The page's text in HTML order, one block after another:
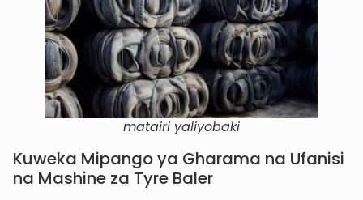
matairi yaliyobaki
Kuweka Mipango ya Gharama na Ufanisi
na Mashine za Tyre Baler